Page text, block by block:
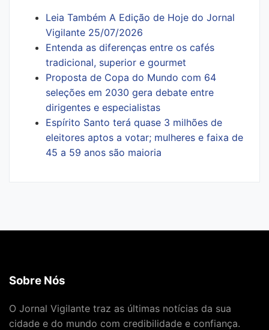
Leia Também A Edição de Hoje do Jornal
Vigilante 25/07/2026
Entenda as diferenças entre os cafés
tradicional, superior e gourmet
Proposta de Copa do Mundo com 64
seleções em 2030 gera debate entre
dirigentes e especialistas
Espírito Santo terá quase 3 milhões de
eleitores aptos a votar; mulheres e faixa de
45 a 59 anos são maioria
Sobre Nós
O Jornal Vigilante traz as últimas notícias da sua
cidade e do mundo com credibilidade e confiança.